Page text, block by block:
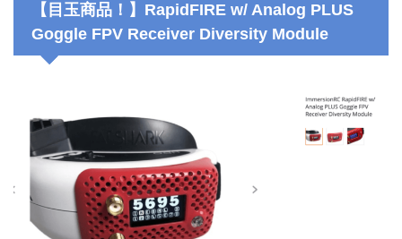
【目玉商品！】RapidFIRE w/ Analog PLUS
Goggle FPV Receiver Diversity Module